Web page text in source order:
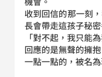
收到回信的那一刻
長會帶走這孩子秘
「對不起，我只能
回應的是無聲的擁
一點一點的，被名